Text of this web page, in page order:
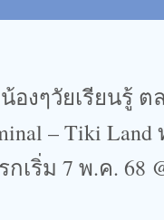
งๆวัยเรียนรู้ ตล
– Tiki
เริ่ม 7 พ.ค. 68